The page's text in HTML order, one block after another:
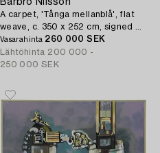
Barbro Nilsson
A carpet, 'Tånga mellanblå', flat
weave, c. 350 x 252 cm, signed AB
MMF BN.
Vasarahinta 260 000 SEK
Lähtöhinta 200 000 -
250 000 SEK